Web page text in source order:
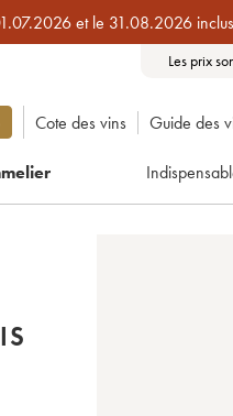
et le 31.08.2026
Les prix
Cote des vins Guide des